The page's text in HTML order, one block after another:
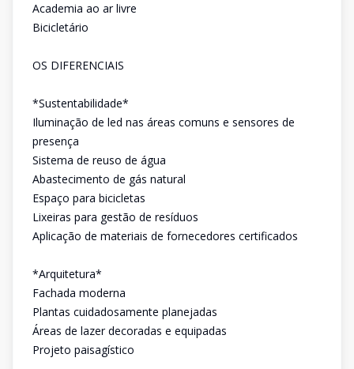
Academia ao ar livre
Bicicletário
OS DIFERENCIAIS
*Sustentabilidade*
Iluminação de led nas áreas comuns e sensores de
presença
Sistema de reuso de água
Abastecimento de gás natural
Espaço para bicicletas
Lixeiras para gestão de resíduos
Aplicação de materiais de fornecedores certificados
*Arquitetura*
Fachada moderna
Plantas cuidadosamente planejadas
Áreas de lazer decoradas e equipadas
Projeto paisagístico